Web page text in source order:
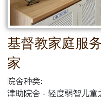
基督教家庭服
家
院舍种类:
津助院舍
轻度弱智儿童